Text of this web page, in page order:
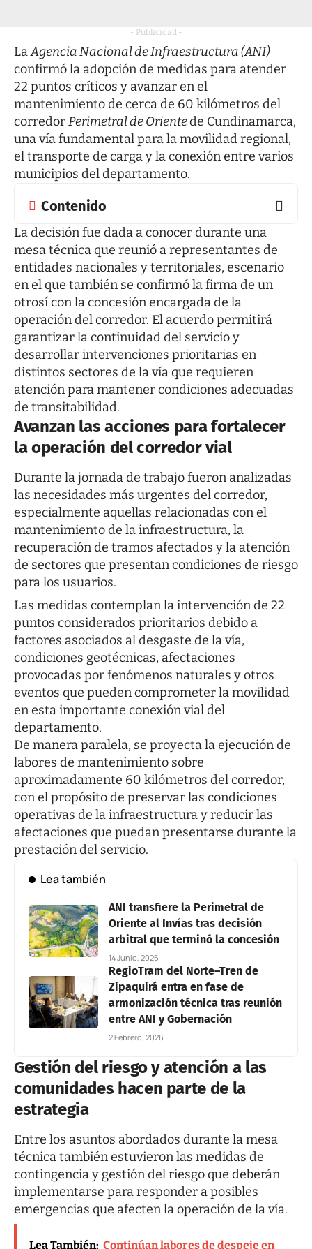
- Publicidad -
LaAgencia Nacional de Infraestructura (ANI)
confirmó la adopción de medidas para atender
22 puntos críticos y avanzar en el
mantenimiento de cerca de 60 kilómetros del
corredorPerimetral de Orientede Cundinamarca,
una vía fundamental para la movilidad regional,
el transporte de carga y la conexión entre varios
municipios del departamento.
Contenido
La decisión fue dada a conocer durante una
mesa técnica que reunió a representantes de
entidades nacionales y territoriales, escenario
en el que también se confirmó la firma de un
otrosí con la concesión encargada de la
operación del corredor. El acuerdo permitirá
garantizar la continuidad del servicio y
desarrollar intervenciones prioritarias en
distintos sectores de la vía que requieren
atención para mantener condiciones adecuadas
de transitabilidad.
Avanzan las acciones para fortalecer
la operación del corredor vial
Durante la jornada de trabajo fueron analizadas
las necesidades más urgentes del corredor,
especialmente aquellas relacionadas con el
mantenimiento de la infraestructura, la
recuperación de tramos afectados y la atención
de sectores que presentan condiciones de riesgo
para los usuarios.
Las medidas contemplan la intervención de 22
puntos considerados prioritarios debido a
factores asociados al desgaste de la vía,
condiciones geotécnicas, afectaciones
provocadas por fenómenos naturales y otros
eventos que pueden comprometer la movilidad
en esta importante conexión vial del
departamento.
De manera paralela, se proyecta la ejecución de
labores de mantenimiento sobre
aproximadamente 60 kilómetros del corredor,
con el propósito de preservar las condiciones
operativas de la infraestructura y reducir las
afectaciones que puedan presentarse durante la
prestación del servicio.
Lea también
ANI transfiere la Perimetral de
Oriente al Invías tras decisión
arbitral que terminó la concesión
14 Junio, 2026
RegioTram del Norte–Tren de
Zipaquirá entra en fase de
armonización técnica tras reunión
entre ANI y Gobernación
2 Febrero, 2026
Gestión del riesgo y atención a las
comunidades hacen parte de la
estrategia
Entre los asuntos abordados durante la mesa
técnica también estuvieron las medidas de
contingencia y gestión del riesgo que deberán
implementarse para responder a posibles
emergencias que afecten la operación de la vía.
Lea También: Continúan labores de despeje en